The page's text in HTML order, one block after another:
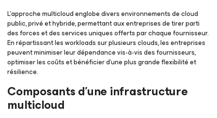
L’approche multicloud englobe divers environnements de cloud
public, privé et hybride, permettant aux entreprises de tirer parti
des forces et des services uniques offerts par chaque fournisseur.
En répartissant les workloads sur plusieurs clouds, les entreprises
peuvent minimiser leur dépendance vis-à-vis des fournisseurs,
optimiser les coûts et bénéficier d’une plus grande flexibilité et
résilience.
Composants d’une infrastructure
multicloud